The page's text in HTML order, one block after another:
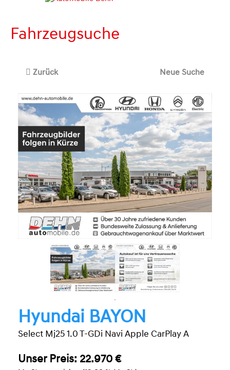
Fahrzeugsuche
Zurück Neue Suche
Hyundai BAYON
Select Mj25 1.0 T-GDi Navi Apple CarPlay A
Unser Preis: 22.970 €